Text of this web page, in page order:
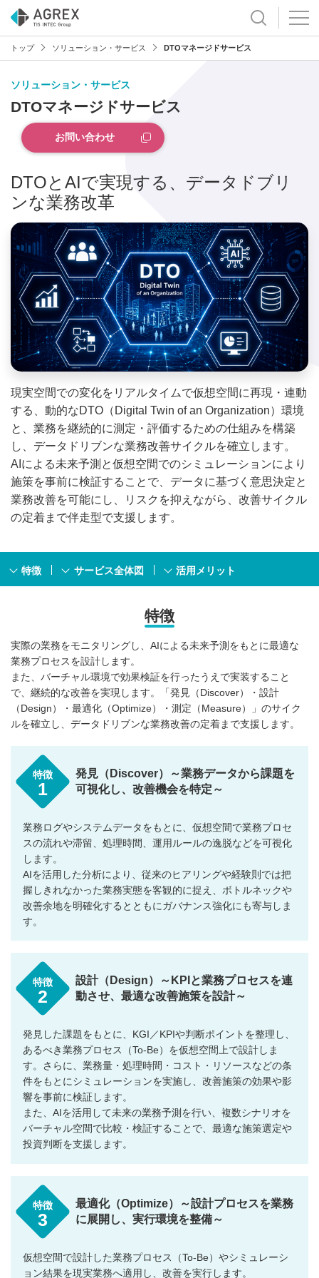
トップ ソリューション・サービス DTOマネージドサービス
ソリューション・サービス
DTOマネージドサービス
お問い合わせ
DTOとAIで実現する、データドブリ
ンな業務改革
現実空間での変化をリアルタイムで仮想空間に再現・連動
する、動的なDTO（Digital Twin of an Organization）環境
と、業務を継続的に測定・評価するための仕組みを構築
し、データドリブンな業務改善サイクルを確立します。
AIによる未来予測と仮想空間でのシミュレーションにより
施策を事前に検証することで、データに基づく意思決定と
業務改善を可能にし、リスクを抑えながら、改善サイクル
の定着まで伴走型で支援します。
特徴 サービス全体図 活用メリット
特徴
実際の業務をモニタリングし、AIによる未来予測をもとに最適な
業務プロセスを設計します。
また、バーチャル環境で効果検証を行ったうえで実装すること
で、継続的な改善を実現します。「発見（Discover）・設計
（Design）・最適化（Optimize）・測定（Measure）」のサイク
ルを確立し、データドリブンな業務改善の定着まで支援します。
特徴
1
発見（Discover）～業務データから課題を
可視化し、改善機会を特定～
業務ログやシステムデータをもとに、仮想空間で業務プロセ
スの流れや滞留、処理時間、運用ルールの逸脱などを可視化
します。
AIを活用した分析により、従来のヒアリングや経験則では把
握しきれなかった業務実態を客観的に捉え、ボトルネックや
改善余地を明確化するとともにガバナンス強化にも寄与しま
す。
特徴
2
設計（Design）～KPIと業務プロセスを連
動させ、最適な改善施策を設計～
発見した課題をもとに、KGI／KPIや判断ポイントを整理し、
あるべき業務プロセス（To-Be）を仮想空間上で設計しま
す。さらに、業務量・処理時間・コスト・リソースなどの条
件をもとにシミュレーションを実施し、改善施策の効果や影
響を事前に検証します。
また、AIを活用して未来の業務予測を行い、複数シナリオを
バーチャル空間で比較・検証することで、最適な施策選定や
投資判断を支援します。
特徴
3
最適化（Optimize）～設計プロセスを業務
に展開し、実行環境を整備～
仮想空間で設計した業務プロセス（To-Be）やシミュレーシ
ョン結果を現実業務へ適用し、改善を実行します。